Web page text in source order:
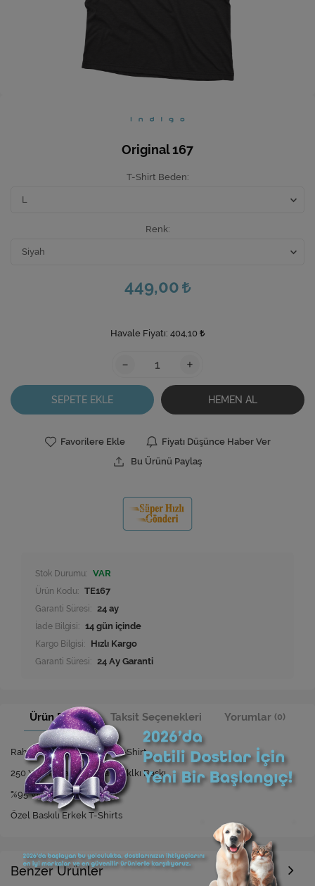
Mutfak
Original 167
T-Shirt Beden
Renk
449,00
Havale Fiyatı: 404,10
- +
SEPETE EKLE HEMEN AL
Favorilere Ekle
Fiyatı Düşünce Haber Ver
Bu Ürünü Paylaş
Stok Durumu: VAR
Ürün Kodu: TE167
Garanti Süresi: 24 ay
İade Bilgisi:
Kargo Bilgisi: Hızlı Kargo
Garanti Süresi: 24 Ay Garanti
Ürün Bilgisi Taksit Seçenekleri Yorumlar (0)
Rahat Kesim Özel Baskılı T-Shirt
250 Yıkamaya Kadar Dayanıklkı Baskı
%95 Viskon %5 Elastan
Özel Baskılı Erkek T-Shirts
Benzer Ürünler